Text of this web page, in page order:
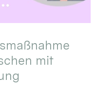
mit